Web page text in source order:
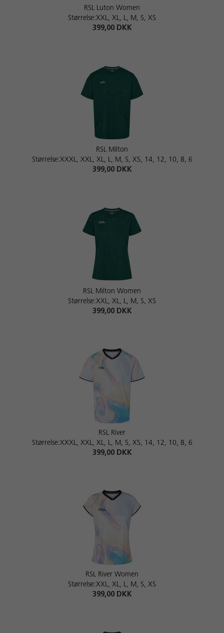
RSL Luton Women
Størrelse:XXL, XL, L, M, S, XS
399,00 DKK
RSL Milton
Størrelse:XXXL, XXL, XL, L, M, S, XS, 14, 12, 10, 8, 6
399,00 DKK
RSL Milton Women
Størrelse:XXL, XL, L, M, S, XS
399,00 DKK
RSL River
Størrelse:XXXL, XXL, XL, L, M, S, XS, 14, 12, 10, 8, 6
399,00 DKK
RSL River Women
Størrelse:XXL, XL, L, M, S, XS
399,00 DKK